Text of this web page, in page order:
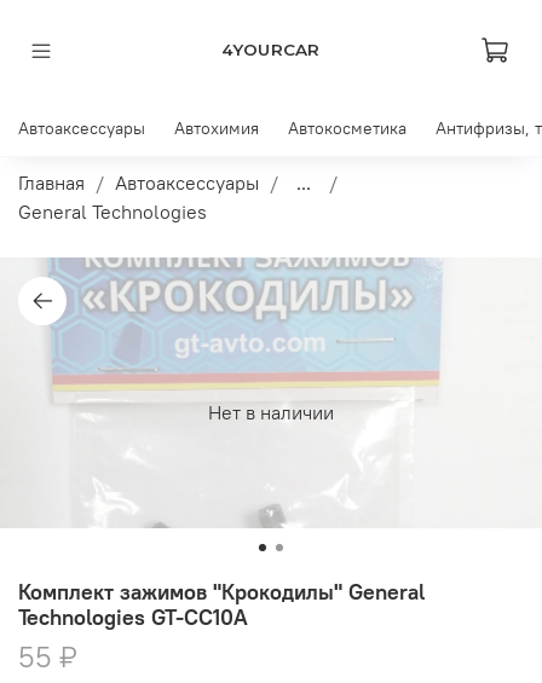
4YOURCAR
Автоаксессуары Автохимия Автокосметика Антифризы,
Главная Автоаксессуары
...
General Technologies
Нет в наличии
Комплект зажимов "Крокодилы" General
Technologies GT-CC10A
55 ₽